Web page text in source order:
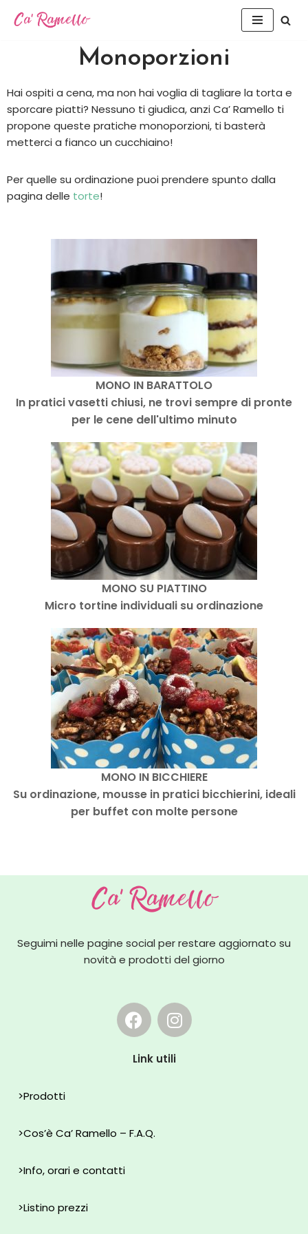
Monoporzioni
Hai ospiti a cena, ma non hai voglia di tagliare la torta e
sporcare piatti? Nessuno ti giudica, anzi Ca’ Ramello ti
propone queste pratiche monoporzioni, ti basterà
metterci a fianco un cucchiaino!
Per quelle su ordinazione puoi prendere spunto dalla
pagina delle torte!
MONO IN BARATTOLO
In pratici vasetti chiusi, ne trovi sempre di pronte
per le cene dell'ultimo minuto
MONO SU PIATTINO
Micro tortine individuali su ordinazione
MONO IN BICCHIERE
Su ordinazione, mousse in pratici bicchierini, ideali
per buffet con molte persone
Seguimi nelle pagine social per restare aggiornato su
novità e prodotti del giorno
Link utili
>Prodotti
>Cos’è Ca’ Ramello – F.A.Q.
>Info, orari e contatti
>Listino prezzi